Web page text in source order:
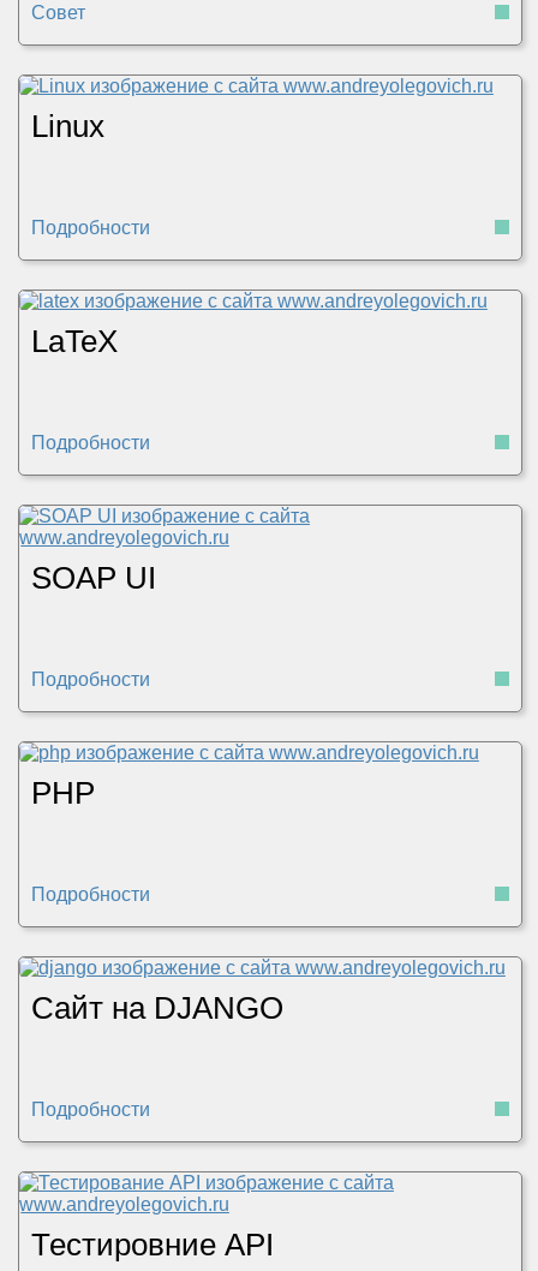
Совет
Linux
Подробности
LaTeX
Подробности
SOAP UI
Подробности
PHP
Подробности
Сайт на DJANGO
Подробности
Тестировние API